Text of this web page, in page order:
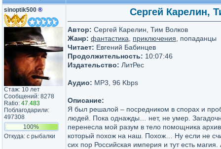
sinoptik500 ®
Стаж: 10 лет
Сообщений: 8278
Ratio: 47.483
Поблагодарили:
497308
100%
Откуда: с рыбалки
Сергей Карелин,
Автор: Сергей Карелин, Тим Волков
Жанр: фантастика приключения , попаданцы
Читает: Евгений Бабинцев
Продолжительность: 10:07:46
Издательство: ЛитРес
Аудио: MP3, 96 Kbps
Описание:
Я был решалой – посредником в спорах и
людей. Пока однажды… нет, не умер.
перенесла мой разум в тело помощника
который похож на наш. Похож… Ну если не
сих пор Российская империя и тут есть магия.